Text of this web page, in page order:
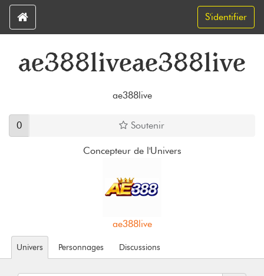
S'identifier
ae388liveae388live
ae388live
0 Soutenir
Concepteur de l'Univers
ae388live
Univers Personnages Discussions